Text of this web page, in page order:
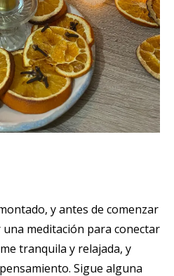
y antes de comenzar
meditación para conectar
tranquila y relajada, y
Sigue alguna